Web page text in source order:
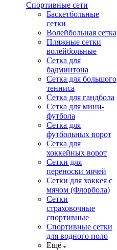
Спортивные сети
Баскетбольные
сетки
Волейбольная сетка
Пляжные сетки
волейбольные
Сетка для
бадминтона
Сетка для большого
тенниса
Сетка для гандбола
Сетка для мини-
футбола
Сетка для
футбольных ворот
Сетка для
хоккейных ворот
Сетки для
переноски мячей
Сетки для хоккея с
мячом (Флорбола)
Сетки
страховочные
спортивные
Спортивные сетки
для водного поло
Ещё